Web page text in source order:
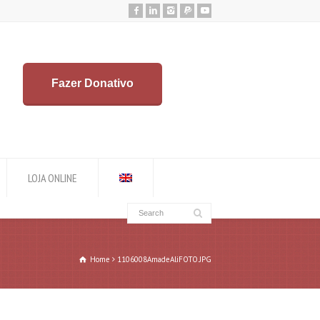
Fazer Donativo
LOJA ONLINE
Home 1106008AmadeAliFOTO.JPG